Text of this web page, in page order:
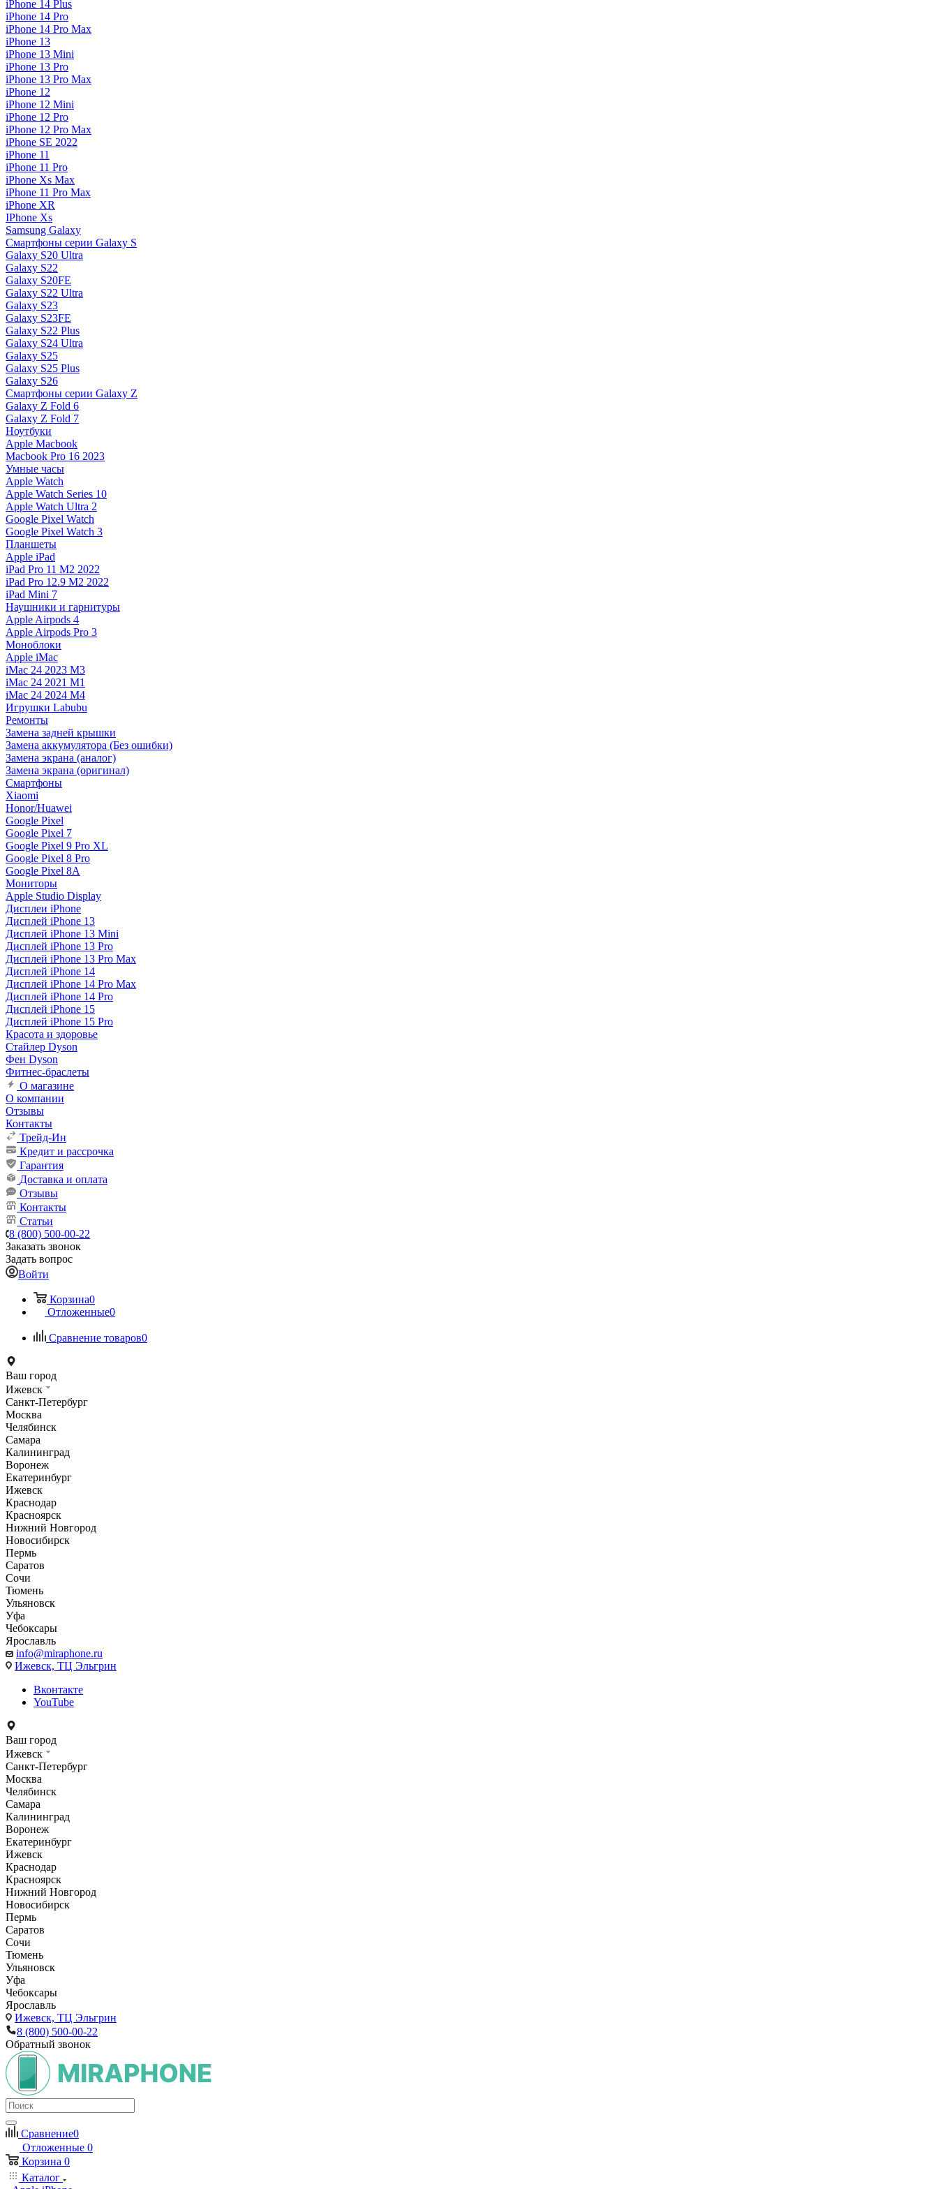
iPhone 14 Plus
iPhone 14 Pro
iPhone 14 Pro Max
iPhone 13
iPhone 13 Mini
iPhone 13 Pro
iPhone 13 Pro Max
iPhone 12
iPhone 12 Mini
iPhone 12 Pro
iPhone 12 Pro Max
iPhone SE 2022
iPhone 11
iPhone 11 Pro
iPhone Xs Max
iPhone 11 Pro Max
iPhone XR
IPhone Xs
Samsung Galaxy
Смартфоны серии Galaxy S
Galaxy S20 Ultra
Galaxy S22
Galaxy S20FE
Galaxy S22 Ultra
Galaxy S23
Galaxy S23FE
Galaxy S22 Plus
Galaxy S24 Ultra
Galaxy S25
Galaxy S25 Plus
Galaxy S26
Смартфоны серии Galaxy Z
Galaxy Z Fold 6
Galaxy Z Fold 7
Ноутбуки
Apple Macbook
Macbook Pro 16 2023
Умные часы
Apple Watch
Apple Watch Series 10
Apple Watch Ultra 2
Google Pixel Watch
Google Pixel Watch 3
Планшеты
Apple iPad
iPad Pro 11 M2 2022
iPad Pro 12.9 M2 2022
iPad Mini 7
Наушники и гарнитуры
Apple Airpods 4
Apple Airpods Pro 3
Моноблоки
Apple iMac
iMac 24 2023 M3
iMac 24 2021 M1
iMac 24 2024 M4
Игрушки Labubu
Ремонты
Замена задней крышки
Замена аккумулятора (Без ошибки)
Замена экрана (аналог)
Замена экрана (оригинал)
Смартфоны
Xiaomi
Honor/Huawei
Google Pixel
Google Pixel 7
Google Pixel 9 Pro XL
Google Pixel 8 Pro
Google Pixel 8A
Мониторы
Apple Studio Display
Дисплеи iPhone
Дисплей iPhone 13
Дисплей iPhone 13 Mini
Дисплей iPhone 13 Pro
Дисплей iPhone 13 Pro Max
Дисплей iPhone 14
Дисплей iPhone 14 Pro Max
Дисплей iPhone 14 Pro
Дисплей iPhone 15
Дисплей iPhone 15 Pro
Красота и здоровье
Стайлер Dyson
Фен Dyson
Фитнес-браслеты
О магазине
О компании
Отзывы
Контакты
Трейд-Ин
Кредит и рассрочка
Гарантия
Доставка и оплата
Отзывы
Контакты
Статьи
8 (800) 500-00-22
Заказать звонок
Задать вопрос
Войти
Корзина0
Отложенные0
Сравнение товаров0
Ваш город
Ижевск
Санкт-Петербург
Москва
Челябинск
Самара
Калининград
Воронеж
Екатеринбург
Ижевск
Краснодар
Красноярск
Нижний Новгород
Новосибирск
Пермь
Саратов
Сочи
Тюмень
Ульяновск
Уфа
Чебоксары
Ярославль
info@miraphone.ru
Ижевск, ТЦ Эльгрин
Вконтакте
YouTube
Ваш город
Ижевск
Санкт-Петербург
Москва
Челябинск
Самара
Калининград
Воронеж
Екатеринбург
Ижевск
Краснодар
Красноярск
Нижний Новгород
Новосибирск
Пермь
Саратов
Сочи
Тюмень
Ульяновск
Уфа
Чебоксары
Ярославль
Ижевск, ТЦ Эльгрин
8 (800) 500-00-22
Обратный звонок
Сравнение0
Отложенные 0
Корзина 0
Каталог